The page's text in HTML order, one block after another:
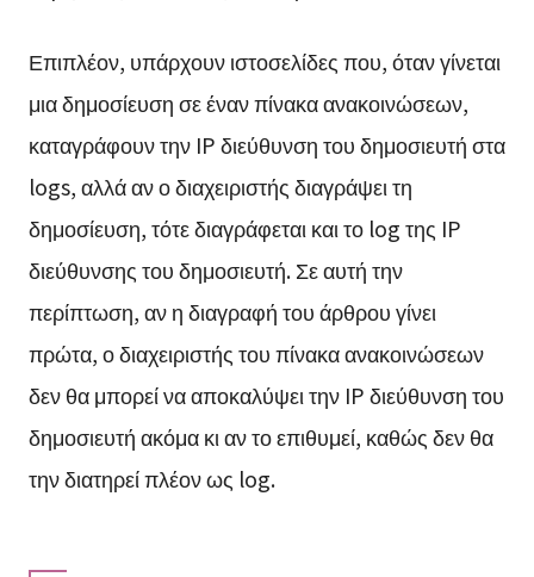
Επιπλέον, υπάρχουν ιστοσελίδες που, όταν γίνεται
μια δημοσίευση σε έναν πίνακα ανακοινώσεων,
καταγράφουν την IP διεύθυνση του δημοσιευτή στα
logs, αλλά αν ο διαχειριστής διαγράψει τη
δημοσίευση, τότε διαγράφεται και το log της IP
διεύθυνσης του δημοσιευτή. Σε αυτή την
περίπτωση, αν η διαγραφή του άρθρου γίνει
πρώτα, ο διαχειριστής του πίνακα ανακοινώσεων
δεν θα μπορεί να αποκαλύψει την IP διεύθυνση του
δημοσιευτή ακόμα κι αν το επιθυμεί, καθώς δεν θα
την διατηρεί πλέον ως log.